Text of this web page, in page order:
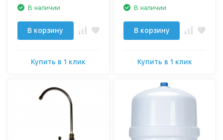
В наличии
В корзину
Купить в 1 клик
В наличии
В корзину
Купить в 1 клик